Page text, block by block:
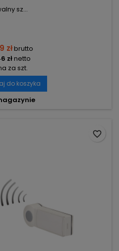
sz...
złbrutto
złnetto
za szt.
do koszyka
favorite_border